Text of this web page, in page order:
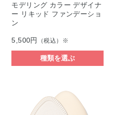
モデリング カラー デザイナ
ー リキッド ファンデーショ
ン
5,500円 （税込）※
種類を選ぶ